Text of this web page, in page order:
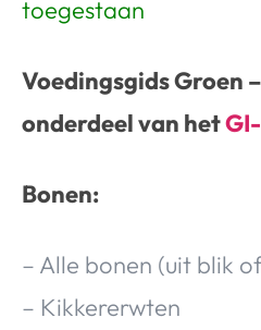
Huis &
Over Valerie
De
toegestaan
Voedingsgids Groen
onderdeel van het
Bonen:
– Alle bonen (uit blik
– Kikkererwten